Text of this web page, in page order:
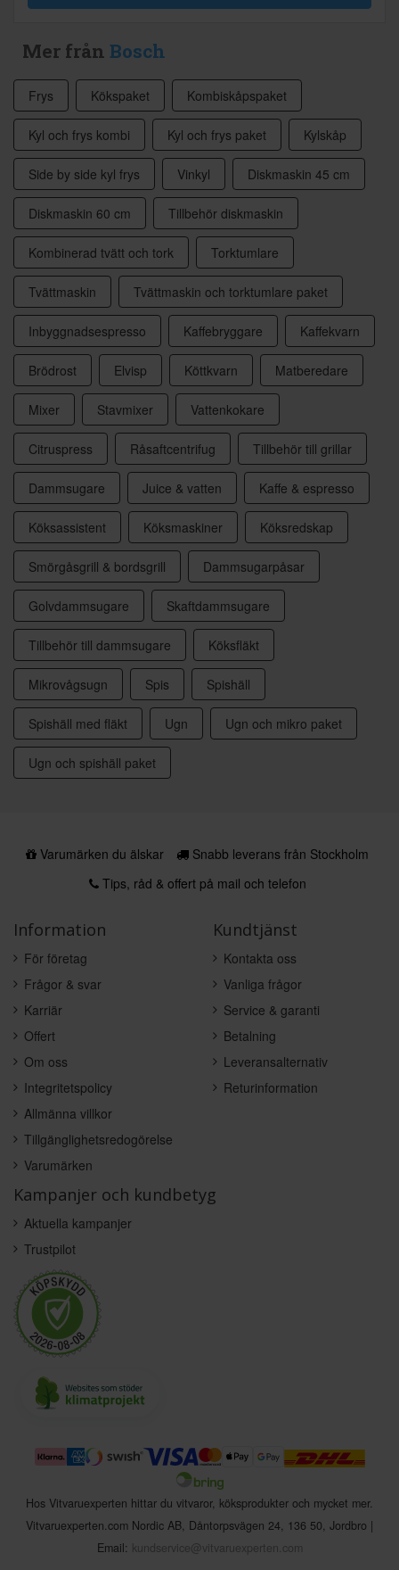
Mer från Bosch
Frys Kökspaket Kombiskåpspaket
Kyl och frys kombi Kyl och frys paket Kylskåp
Side by side kyl frys Vinkyl Diskmaskin 45 cm
Diskmaskin 60 cm Tillbehör diskmaskin
Kombinerad tvätt och tork Torktumlare
Tvättmaskin Tvättmaskin och torktumlare paket
Inbyggnadsespresso Kaffebryggare Kaffekvarn
Brödrost Elvisp Köttkvarn Matberedare
Mixer Stavmixer Vattenkokare
Citruspress Råsaftcentrifug Tillbehör till grillar
Dammsugare Juice & vatten Kaffe & espresso
Köksassistent Köksmaskiner Köksredskap
Smörgåsgrill & bordsgrill Dammsugarpåsar
Golvdammsugare Skaftdammsugare
Tillbehör till dammsugare Köksfläkt
Mikrovågsugn Spis Spishäll
Spishäll med fläkt Ugn Ugn och mikro paket
Ugn och spishäll paket
Varumärken du älskar
Snabb leverans från Stockholm
Tips, råd & offert på mail och telefon
Information
För företag
Frågor & svar
Karriär
Offert
Om oss
Integritetspolicy
Allmänna villkor
Tillgänglighetsredogörelse
Varumärken
Kundtjänst
Kontakta oss
Vanliga frågor
Service & garanti
Betalning
Leveransalternativ
Returinformation
Kampanjer och kundbetyg
Aktuella kampanjer
Trustpilot
Hos Vitvaruexperten hittar du vitvaror, köksprodukter och mycket mer.
Vitvaruexperten.com Nordic AB, Dåntorpsvägen 24, 136 50, Jordbro |
Email: kundservice@vitvaruexperten.com